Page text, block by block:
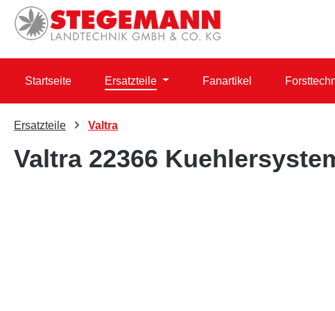
Hauptinhalt springen
Zur Suche springen
Zur Hauptnavigation springen
Startseite Ersatzteile Fanartikel
Ersatzteile Valtra
Valtra 22366